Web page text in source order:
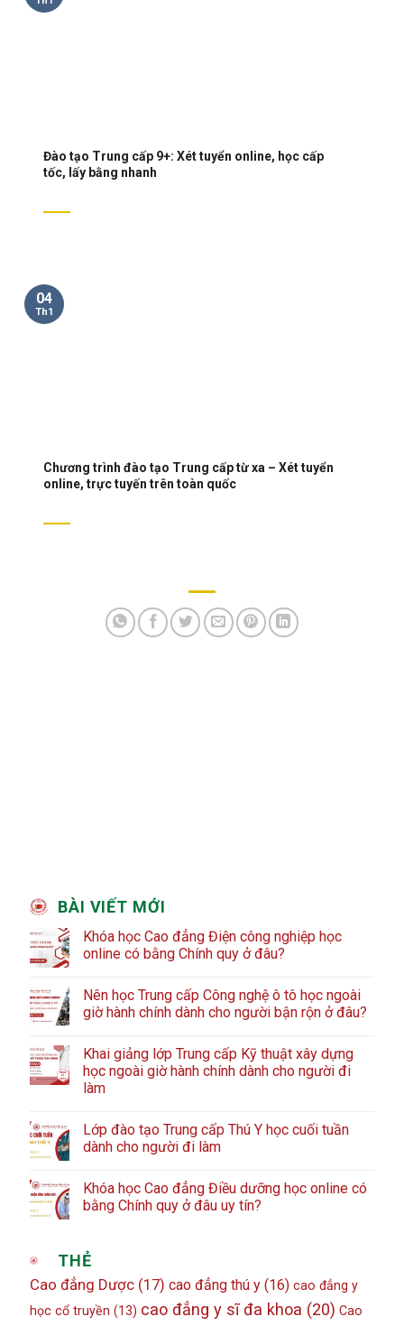
Đào tạo Trung cấp 9+: Xét tuyển online, học cấp
tốc, lấy bằng nhanh
Chương trình đào tạo Trung cấp từ xa – Xét tuyển
online, trực tuyến trên toàn quốc
04
Th1
BÀI VIẾT MỚI
Khóa học Cao đẳng Điện công nghiệp học
online có bằng Chính quy ở đâu?
Nên học Trung cấp Công nghệ ô tô học ngoài
giờ hành chính dành cho người bận rộn ở đâu?
Khai giảng lớp Trung cấp Kỹ thuật xây dựng
học ngoài giờ hành chính dành cho người đi
làm
Lớp đào tạo Trung cấp Thú Y học cuối tuần
dành cho người đi làm
Khóa học Cao đẳng Điều dưỡng học online có
bằng Chính quy ở đâu uy tín?
THẺ
Cao đẳng Dược(17) cao đẳng thú y(16) cao đẳng y
học cổ truyền (13) cao đẳng y sĩ đa khoa (20) Cao